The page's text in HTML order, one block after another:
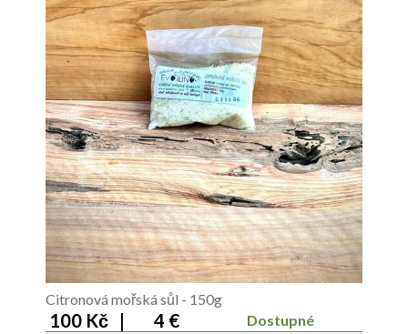
Citronová mořská sůl - 150g
100 Kč | 4 € Dostupné